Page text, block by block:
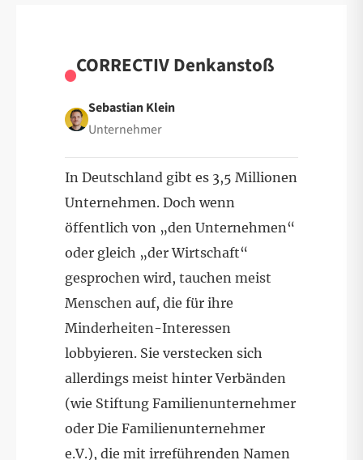
CORRECTIV Denkanstoß
Sebastian Klein
Unternehmer
In Deutschland gibt es 3,5 Millionen
Unternehmen. Doch wenn
öffentlich von „den Unternehmen“
oder gleich „der Wirtschaft“
gesprochen wird, tauchen meist
Menschen auf, die für ihre
Minderheiten-Interessen
lobbyieren. Sie verstecken sich
allerdings meist hinter Verbänden
(wie Stiftung Familienunternehmer
oder Die Familienunternehmer
e.V.), die mit irreführenden Namen